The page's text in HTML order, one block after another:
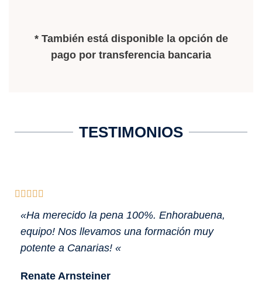
* También está disponible la opción de
pago por transferencia bancaria
TESTIMONIOS
    
«Ha merecido la pena 100%. Enhorabuena,
equipo! Nos llevamos una formación muy
potente a Canarias! «
Renate Arnsteiner